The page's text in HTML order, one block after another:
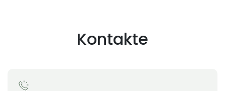
Kontakte